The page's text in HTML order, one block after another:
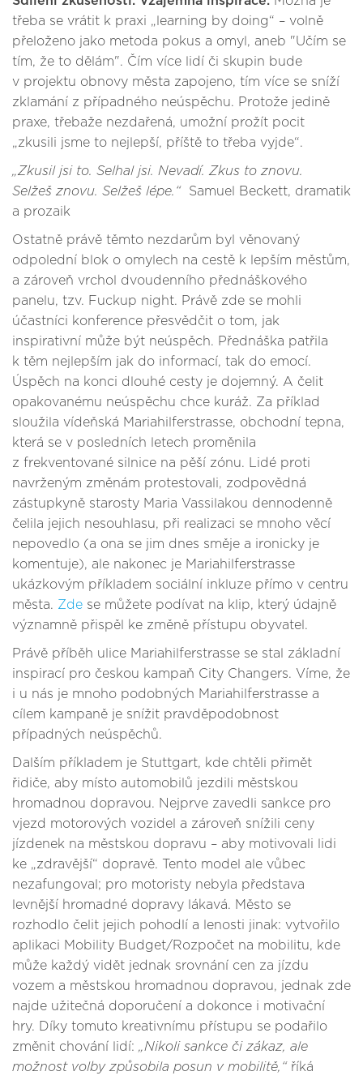
třeba se vrátit k praxi „learning by doing“ – volně
přeloženo jako metoda pokus a omyl, aneb "Učím se
tím, že to dělám". Čím více lidí či skupin bude
v projektu obnovy města zapojeno, tím více se sníží
zklamání z případného neúspěchu. Protože jedině
praxe, třebaže nezdařená, umožní prožít pocit
„zkusili jsme to nejlepší, příště to třeba vyjde“.
„Zkusil jsi to. Selhal jsi. Nevadí. Zkus to znovu.
Selžeš znovu. Selžeš lépe.“ Samuel Beckett, dramatik
a prozaik
Ostatně právě těmto nezdarům byl věnovaný
odpolední blok o omylech na cestě k lepším městům,
a zároveň vrchol dvoudenního přednáškového
panelu, tzv. Fuckup night. Právě zde se mohli
účastníci konference přesvědčit o tom, jak
inspirativní může být neúspěch. Přednáška patřila
k těm nejlepším jak do informací, tak do emocí.
Úspěch na konci dlouhé cesty je dojemný. A čelit
opakovanému neúspěchu chce kuráž. Za příklad
sloužila vídeňská Mariahilferstrasse, obchodní tepna,
která se v posledních letech proměnila
z frekventované silnice na pěší zónu. Lidé proti
navrženým změnám protestovali, zodpovědná
zástupkyně starosty Maria Vassilakou dennodenně
čelila jejich nesouhlasu, při realizaci se mnoho věcí
nepovedlo (a ona se jim dnes směje a ironicky je
komentuje), ale nakonec je Mariahilferstrasse
ukázkovým příkladem sociální inkluze přímo v centru
města. Zde se můžete podívat na klip, který údajně
významně přispěl ke změně přístupu obyvatel.
Právě příběh ulice Mariahilferstrasse se stal základní
inspirací pro českou kampaň City Changers. Víme, že
i u nás je mnoho podobných Mariahilferstrasse a
cílem kampaně je snížit pravděpodobnost
případných neúspěchů.
Dalším příkladem je Stuttgart, kde chtěli přimět
řidiče, aby místo automobilů jezdili městskou
hromadnou dopravou. Nejprve zavedli sankce pro
vjezd motorových vozidel a zároveň snížili ceny
jízdenek na městskou dopravu – aby motivovali lidi
ke „zdravější“ dopravě. Tento model ale vůbec
nezafungoval; pro motoristy nebyla představa
levnější hromadné dopravy lákavá. Město se
rozhodlo čelit jejich pohodlí a lenosti jinak: vytvořilo
aplikaci Mobility Budget/Rozpočet na mobilitu, kde
může každý vidět jednak srovnání cen za jízdu
vozem a městskou hromadnou dopravou, jednak zde
najde užitečná doporučení a dokonce i motivační
hry. Díky tomuto kreativnímu přístupu se podařilo
změnit chování lidí: „Nikoli sankce či zákaz, ale
možnost volby způsobila posun v mobilitě,“ říká